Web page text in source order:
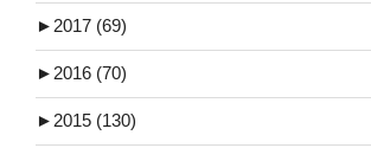
► 2017 (69)
► 2016 (70)
► 2015 (130)